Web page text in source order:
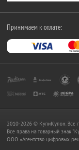
Принимаем к оплате:
2010-2026 © КупиКупон. Все
Все права на товарный знак
OOO «Агентство цифровых